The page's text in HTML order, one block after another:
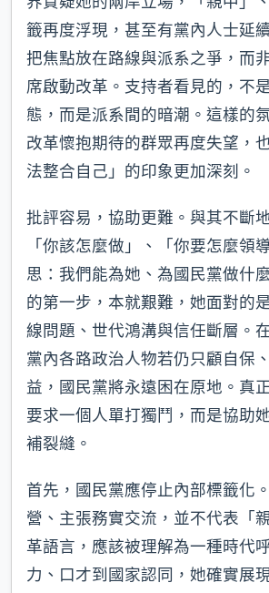
籤再度浮現，甚至有黨內人士延
把焦點放在路線與派系之爭，而
席啟動改革。支持者看見的，不
態，而是派系間的暗潮。這樣的
改革懷抱期待的群眾再度失望，
法整合自己」的印象更加深刻。
批評容易，協助更難。與其不斷
「你該怎麼做」、「你要怎麼領
思：我們能為她、為國民黨做什
的第一步，本就艱難，她面對的
線問題、世代鴻溝與信任斷層。
黨內各路政治人物若仍只顧自保
益，國民黨將永遠困在原地。真
要求一個人單打獨鬥，而是協助
補裂縫。
首先，國民黨應停止內部標籤化
營、主張務實交流，並不代表「
革語言，應該被理解為一種時代
力、口才到國家認同，她確實展